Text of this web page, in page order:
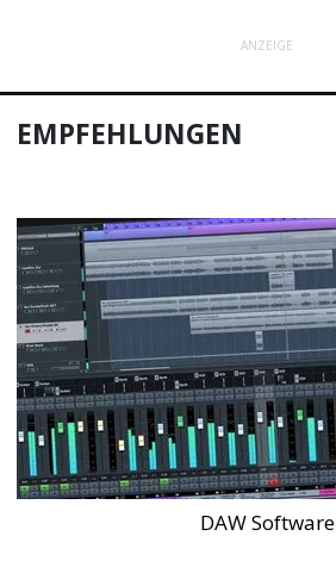
ANZEIGE
EMPFEHLUNGEN
DAW Software